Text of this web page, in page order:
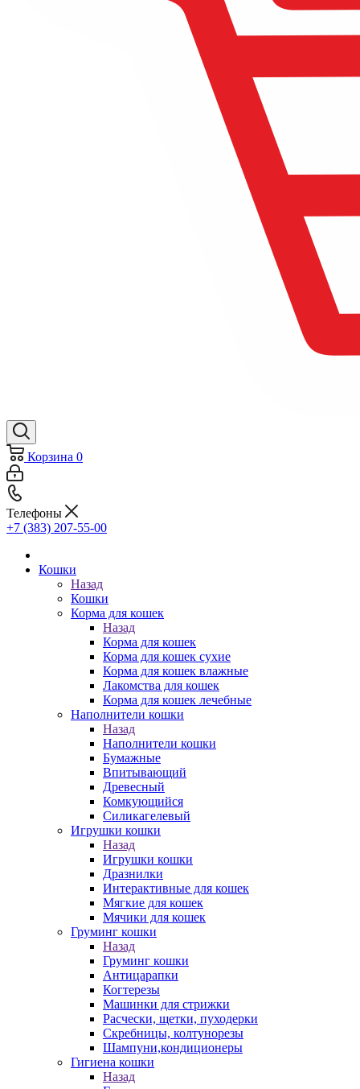
Корзина 0
Телефоны
+7 (383) 207-55-00
Кошки
Назад
Кошки
Корма для кошек
Назад
Корма для кошек
Корма для кошек сухие
Корма для кошек влажные
Лакомства для кошек
Корма для кошек лечебные
Наполнители кошки
Назад
Наполнители кошки
Бумажные
Впитывающий
Древесный
Комкующийся
Силикагелевый
Игрушки кошки
Назад
Игрушки кошки
Дразнилки
Интерактивные для кошек
Мягкие для кошек
Мячики для кошек
Груминг кошки
Назад
Груминг кошки
Антицарапки
Когтерезы
Машинки для стрижки
Расчески, щетки, пуходерки
Скребницы, колтунорезы
Шампуни,кондиционеры
Гигиена кошки
Назад